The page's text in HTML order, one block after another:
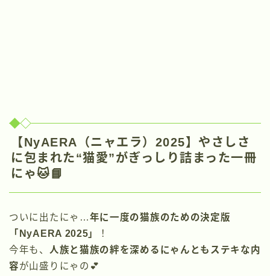
【NyAERA（ニャエラ）2025】やさしさ
に包まれた“猫愛”がぎっしり詰まった一冊
にゃ🐱📘
ついに出たにゃ…年に一度の猫族のための決定版
「NyAERA 2025」
！
今年も、 人族と猫族の絆を深めるにゃんともステキな内
容が山盛りにゃの💕